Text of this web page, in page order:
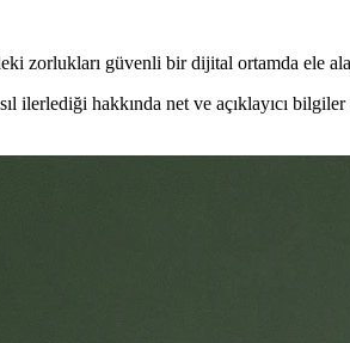
zorlukları güvenli bir dijital ortamda ele
ilerlediği hakkında net ve açıklayıcı